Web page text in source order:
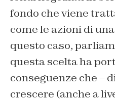
fondo che viene
come le azioni di
questo caso,
questa scelta ha
conseguenze che –
crescere (anche a